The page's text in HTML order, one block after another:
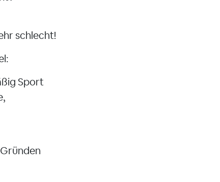
schlecht!
Sport